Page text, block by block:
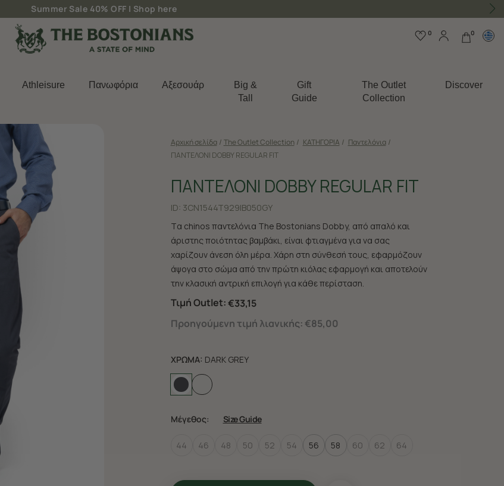
Δωρεάν μεταφορικά για παραγγελίες άνω των 50€
0 0
Athleisure Πανωφόρια Aξεσουάρ
Big &
Tall
Gift
Guide
The Outlet
Collection
Discover
Αρχική σελίδα / The Outlet Collection / ΚΑΤΗΓΟΡΙΑ / Παντελόνια /
ΠΑΝΤΕΛΟΝΙ DOBBY REGULAR FIT
ΠΑΝΤΕΛΟΝΙ DOBBY REGULAR FIT
ID: 3CN1544T929|B050GY
Tα chinos παντελόνια The Bostonians Dobby, από απαλό και
άριστης ποιότητας βαμβάκι, είναι φτιαγμένα για να σας
χαρίζουν άνεση όλη μέρα. Χάρη στη σύνθεσή τους, εφαρμόζουν
άψογα στο σώμα από την πρώτη κιόλας εφαρμογή και αποτελούν
την κλασική αντρική επιλογή για κάθε περίσταση.
Τιμή Outlet:€33,15
Προηγούμενη τιμή λιανικής: €85,00
ΧΡΩΜΑ: DARK GREY
Μέγεθος: Size Guide
44 46 48 50 52 54 56 58 60 62 64